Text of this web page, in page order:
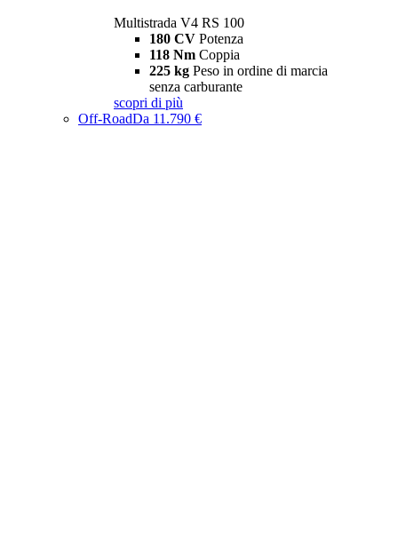
Multistrada V4 RS 100
180 CV Potenza
118 Nm Coppia
225 kg Peso in ordine di marcia
senza carburante
scopri di più
Off-RoadDa 11.790 €